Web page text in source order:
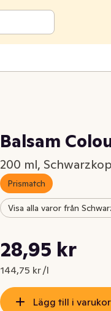
Balsam
200 ml,
Prismatch
Visa alla varor från
Nuvarande pris är: 28,95
28,95 kr
144,75 kr /l
Styckpris: 144,75 kr /l
Lägg till i